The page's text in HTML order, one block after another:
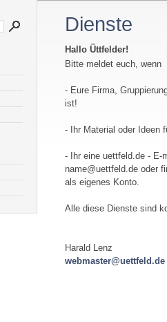
Dienste
Hallo Üttfelder!
Bitte meldet euch, wenn
- Eure Firma,
ist!
- Ihr Material oder Ideen
- Ihr eine uettfeld.de - E-
name@uettfeld.de oder
als eigenes Konto.
Alle diese Dienste sind
Harald Lenz
webmaster@uettfeld.de